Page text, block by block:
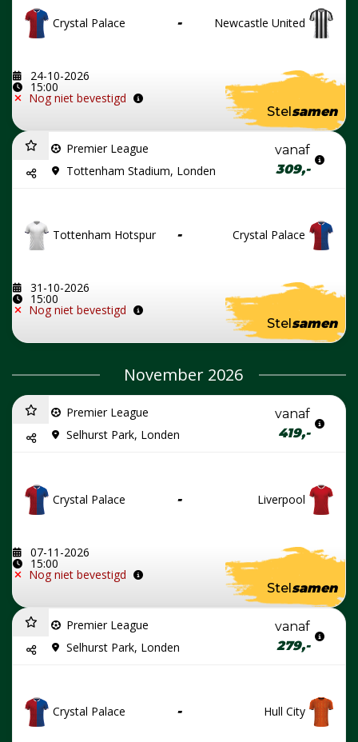
Crystal Palace - Newcastle United
24-10-2026
15:00
Nog niet bevestigd
Stelsamen
Premier League
Tottenham Stadium, Londen
vanaf
309,-
Tottenham Hotspur - Crystal Palace
31-10-2026
15:00
Nog niet bevestigd
Stelsamen
November 2026
Premier League
Selhurst Park, Londen
vanaf
419,-
Crystal Palace - Liverpool
07-11-2026
15:00
Nog niet bevestigd
Stelsamen
Premier League
Selhurst Park, Londen
vanaf
279,-
Crystal Palace - Hull City